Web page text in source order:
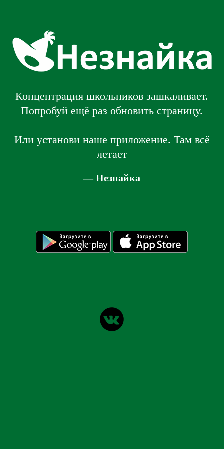
Концентрация школьников зашкаливает.
Попробуй ещё раз обновить страницу.
Или установи наше приложение. Там всё
летает
— Незнайка